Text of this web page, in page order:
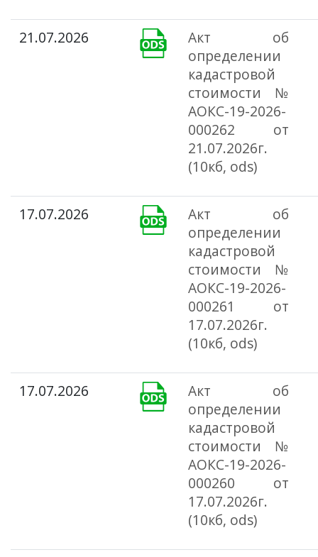
21.07.2026
Акт об
определении
кадастровой
стоимости №
АОКС-19-2026-
000262 от
21.07.2026г.
(10кб, ods)
17.07.2026
Акт об
определении
кадастровой
стоимости №
АОКС-19-2026-
000261 от
17.07.2026г.
(10кб, ods)
17.07.2026
Акт об
определении
кадастровой
стоимости №
АОКС-19-2026-
000260 от
17.07.2026г.
(10кб, ods)